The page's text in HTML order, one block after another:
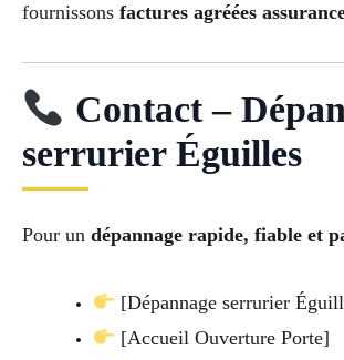
fournissons factures agréées
Contact –
serrurier Éguilles
Pour un dépannage rapide, fiable et
[Dépannage serrurier
[Accueil Ouverture Porte]